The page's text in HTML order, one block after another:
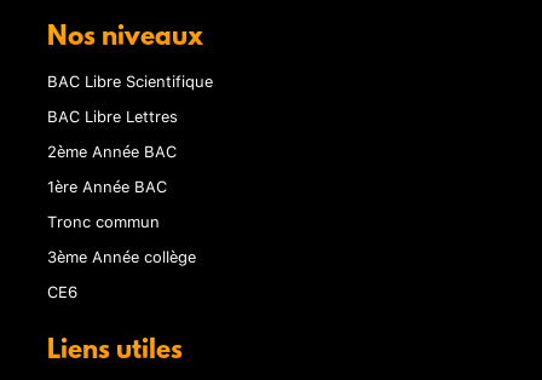
Nos niveaux
BAC Libre Scientifique
BAC Libre Lettres
2ème Année BAC
1ère Année BAC
Tronc commun
3ème Année collège
CE6
Liens utiles